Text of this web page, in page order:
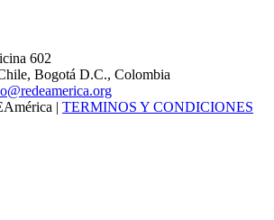
602
Bogotá D.C., Colombia
| TERMINOS Y CONDICIONES